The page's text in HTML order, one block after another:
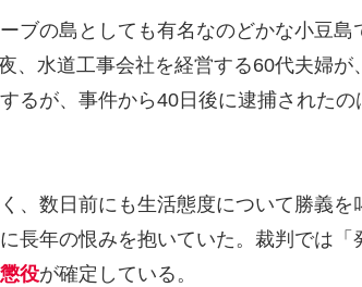
ブの島としても有名なのどかな小豆
、水道工事会社を経営する60代夫婦
るが、事件から40日後に逮捕されたの
、数日前にも生活態度について勝義を
長年の恨みを抱いていた。裁判では
役が確定している。